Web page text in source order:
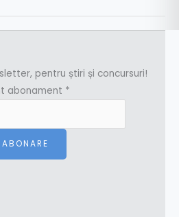
pentru știri și concursuri!
abonament *
ABONARE